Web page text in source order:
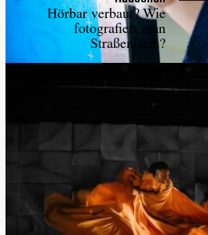
Gewohnte
Ein
Hörbar verbaut? Wie
fotografiert man
Straßenlärm?